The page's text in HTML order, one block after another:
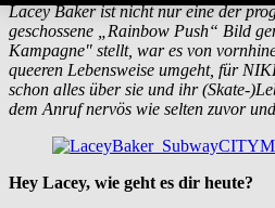
Lacey Baker ist nicht nur eine der
geschossene „Rainbow Push“ Bild
Kampagne" stellt, war es von
queeren Lebensweise umgeht, für
schon alles über sie und ihr (Skate-
dem Anruf nervös wie selten zuvor
Hey Lacey, wie geht es dir heute?